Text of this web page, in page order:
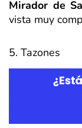
Mirador de
vista muy
5. Tazones